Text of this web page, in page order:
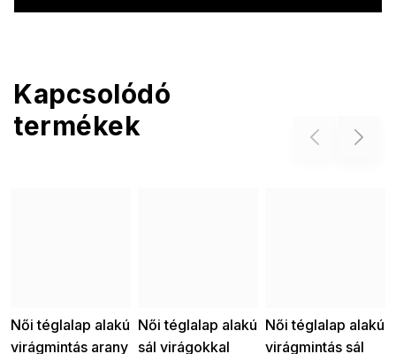
Kapcsolódó
termékek
Previous
Női téglalap alakú
virágmintás arany
Női téglalap alakú
sál virágokkal
Női téglalap alakú
virágmintás sál
Next